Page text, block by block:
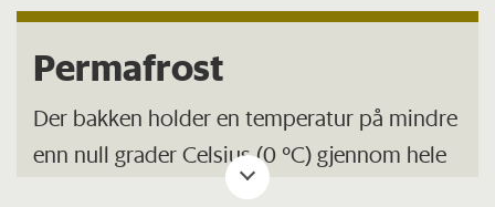
Permafrost
Der bakken holder en temperatur på mindre
enn null grader Celsius (0 °C) gjennom hele
året, i minst 2 år, det vil si der det er tele